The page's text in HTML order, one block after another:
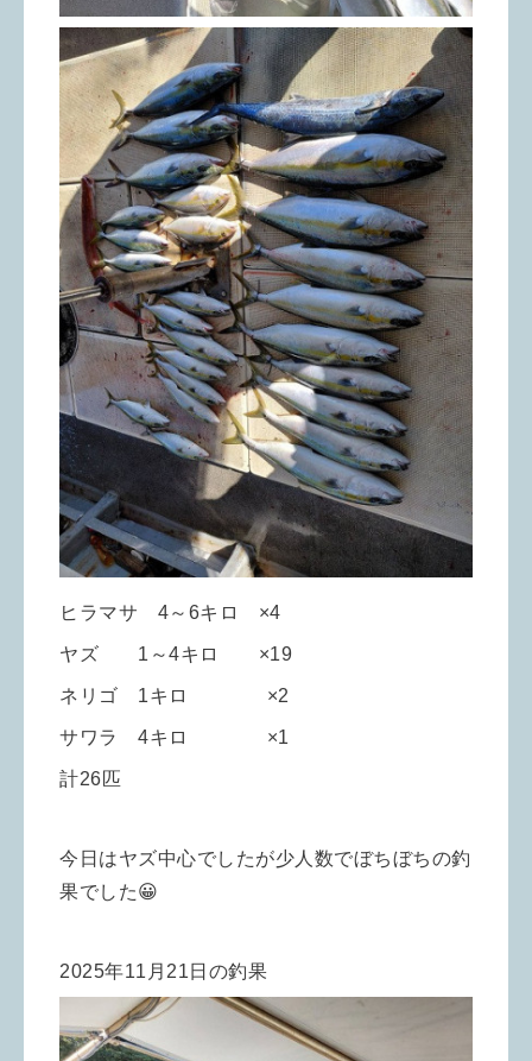
ヒラマサ 4～6キロ ×4
ヤズ 1～4キロ ×19
ネリゴ 1キロ ×2
サワラ 4キロ ×1
計26匹
今日はヤズ中心でしたが少人数でぼちぼちの釣
果でした😀
2025年11月21日の釣果